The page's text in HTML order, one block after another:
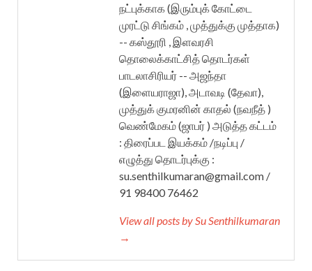
நட்புக்காக (இரும்புக் கோட்டை
முரட்டு சிங்கம் , முத்துக்கு முத்தாக)
-- கஸ்தூரி , இளவரசி
தொலைக்காட்சித் தொடர்கள்
பாடலாசிரியர் -- அஜந்தா
(இளையராஜா), அடாவடி (தேவா),
முத்துக் குமரனின் காதல் (நவநீத் )
வெண்மேகம் (ஜாபர் ) அடுத்த கட்டம்
: திரைப்பட இயக்கம் /நடிப்பு /
எழுத்து தொடர்புக்கு :
su.senthilkumaran@gmail.com /
91 98400 76462
View all posts by Su Senthilkumaran
→